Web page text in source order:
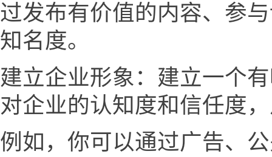
过发布有价值的内容、参
知名度。
建立企业形象：建立一个
对企业的认知度和信任度
例如，你可以通过广告、